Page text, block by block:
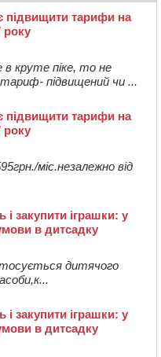
підвищити тарифи на
року
в круте піке, то не
підвищений чи ...
підвищити тарифи на
року
міс.незалежно від
і закупити іграшки: у
в дитсадку
дитячого
і закупити іграшки: у
в дитсадку